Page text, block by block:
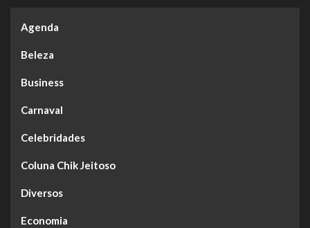
Agenda
Beleza
Business
Carnaval
Celebridades
Coluna Chik Jeitoso
Diversos
Economia